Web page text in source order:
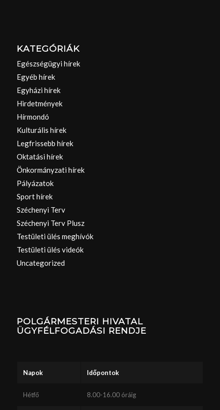
KATEGÓRIÁK
Egészségügyi hírek
Egyéb hírek
Egyházi hírek
Hirdetmények
Hírmondó
Kulturális hírek
Legfrissebb hírek
Oktatási hírek
Önkormányzati hírek
Pályázatok
Sport hírek
Széchenyi Terv
Széchenyi Terv Plusz
Testületi ülés meghívók
Testületi ülés videók
Uncategorized
POLGÁRMESTERI HIVATAL
ÜGYFÉLFOGADÁSI RENDJE
Napok Időpontok
Hétfő 8.00-16.00 óráig